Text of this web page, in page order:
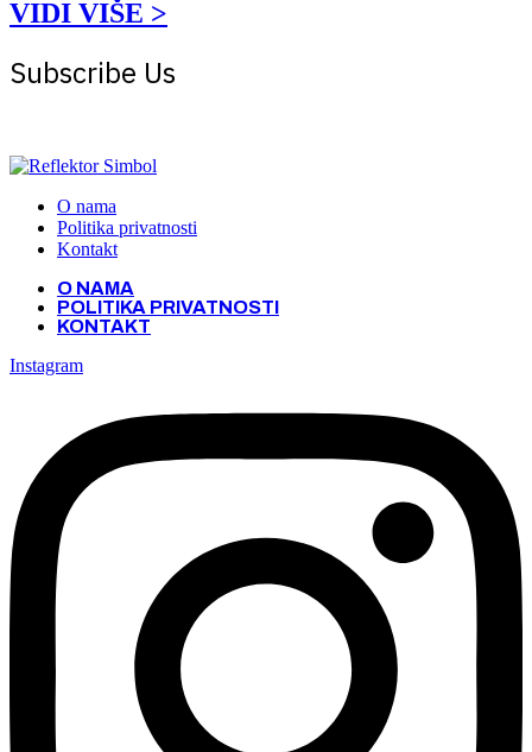
VIDI VIŠE >
Subscribe Us
O nama
Politika privatnosti
Kontakt
O NAMA
POLITIKA PRIVATNOSTI
KONTAKT
Instagram